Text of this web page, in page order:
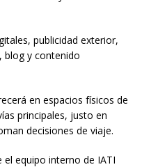
publicidad exterior,
blog y contenido
en espacios físicos de
principales, justo en
decisiones de viaje.
equipo interno de IATI